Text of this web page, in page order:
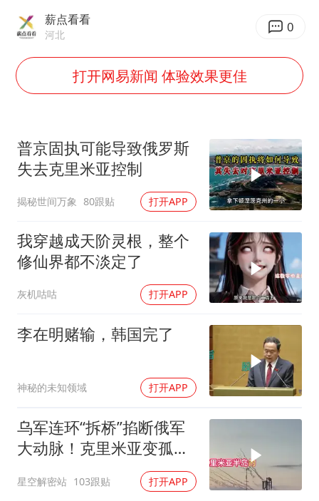
弹药库存告急 美军补货难
李亚鹏向地铁吐血女孩捐99999元
总书记关心百姓身边这些民生大事
薪点看看
河北 0
打开网易新闻 体验效果更佳
普京固执可能导致俄罗斯
失去克里米亚控制
揭秘世间万象 80跟贴 打开APP
我穿越成天阶灵根，整个
修仙界都不淡定了
灰机咕咕 打开APP
李在明赌输，韩国完了
神秘的未知领域 打开APP
乌军连环“拆桥”掐断俄军
大动脉！克里米亚变孤
岛，黑海舰队被迫“搬
家”？
星空解密站 103跟贴 打开APP